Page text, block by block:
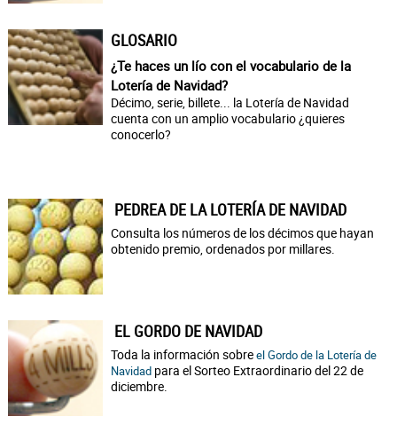
GLOSARIO
¿Te haces un lío con el vocabulario de la
Lotería de Navidad?
Décimo, serie, billete... la Lotería de Navidad
cuenta con un amplio vocabulario ¿quieres
conocerlo?
PEDREA DE LA LOTERÍA DE NAVIDAD
Consulta los números de los décimos que hayan
obtenido premio, ordenados por millares.
EL GORDO DE NAVIDAD
Toda la información sobreel Gordo de la Lotería de
Navidad para el Sorteo Extraordinario del 22 de
diciembre.